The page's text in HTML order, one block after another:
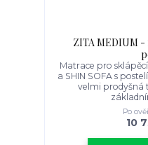
ZITA MEDIUM
Matrace pro
a SHIN SOFA s
velmi prodyšná
10
Po